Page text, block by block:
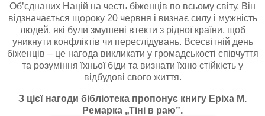
Об’єднаних Націй на честь біженців по всьому світу. Він
відзначається щороку 20 червня і визнає силу і мужність
людей, які були змушені втекти з рідної країни, щоб
уникнути конфліктів чи переслідувань. Всесвітній день
біженців – це нагода викликати у громадськості співчуття
та розуміння їхньої біди та визнати їхню стійкість у
відбудові свого життя.
З цієї нагоди бібліотека пропонує книгу Еріха М.
Ремарка „Тіні в раю”.